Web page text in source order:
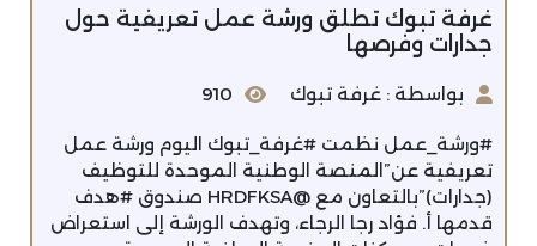
غرفة تبوك تطلق ورشة عمل تعريفية حول
جدارات وفرصها
بواسطة : غرفة تبوك 910
#ورشة_عمل نظمت #غرفة_تبوك اليوم ورشة عمل
تعريفية عن”المنصة الوطنية الموحدة للتوظيف
(جدارات)”بالتعاون مع @HRDFKSA صندوق #هدف
قدمها أ. فؤاد رجا الرجاء، وتهدف الورشة إلى استعراض